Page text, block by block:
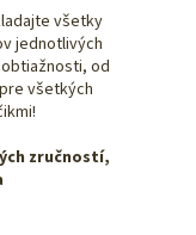
všetky
jednotlivých
od
všetkých
zručností,